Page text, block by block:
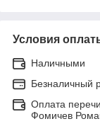
Условия
Наличными
Безналичный
Оплата
Фомичев